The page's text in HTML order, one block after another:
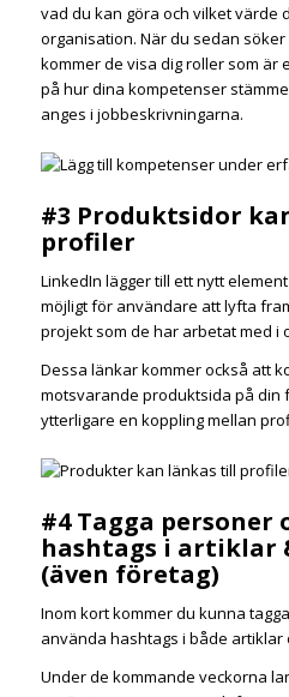
vad du kan göra och vilket värde
organisation. När du sedan
kommer de visa dig roller som är
på hur dina kompetenser
anges i jobbeskrivningarna.
#3 Produktsidor
profiler
LinkedIn lägger till ett nytt
möjligt för användare att lyfta
projekt som de har arbetat med i
Dessa länkar kommer också att
motsvarande produktsida på din
ytterligare en koppling mellan
#4 Tagga personer
hashtags i artiklar
(även företag)
Inom kort kommer du kunna
använda hashtags i både artiklar
Under de kommande veckorna